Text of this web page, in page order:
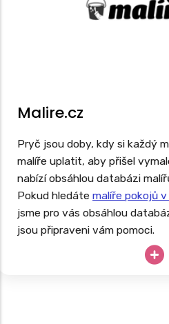
Malire.cz
Pryč jsou doby, kdy si každý
malíře uplatit, aby přišel vymalovat. Portál
nabízí obsáhlou databázi
Pokud hledáte malíře pokojů
jsme pro vás obsáhlou
jsou připraveni vám pomoci.
Potřebujete vymalovat ihned,